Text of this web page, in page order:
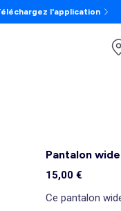
l'application
Pantalon
15,00 €
Ce pantalon